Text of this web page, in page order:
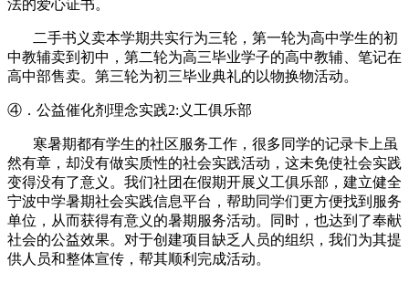
法的爱心证书。
二手书义卖本学期共实行为三轮，第一轮为高中学生的初
中教辅卖到初中，第二轮为高三毕业学子的高中教辅、笔记在
高中部售卖。第三轮为初三毕业典礼的以物换物活动。
④．公益催化剂理念实践2: 义工俱乐部
寒暑期都有学生的社区服务工作，很多同学的记录卡上虽
然有章，却没有做实质性的社会实践活动，这未免使社会实践
变得没有了意义。我们社团在假期开展义工俱乐部，建立健全
宁波中学暑期社会实践信息平台，帮助同学们更方便找到服务
单位，从而获得有意义的暑期服务活动。同时，也达到了奉献
社会的公益效果。对于创建项目缺乏人员的组织，我们为其提
供人员和整体宣传，帮其顺利完成活动。